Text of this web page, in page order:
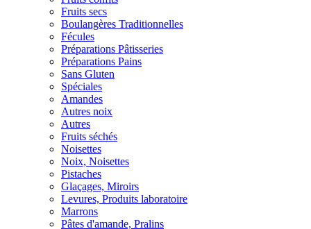
Fruits secs
Boulangères Traditionnelles
Fécules
Préparations Pâtisseries
Préparations Pains
Sans Gluten
Spéciales
Amandes
Autres noix
Autres
Fruits séchés
Noisettes
Noix, Noisettes
Pistaches
Glaçages, Miroirs
Levures, Produits laboratoire
Marrons
Pâtes d'amande, Pralins